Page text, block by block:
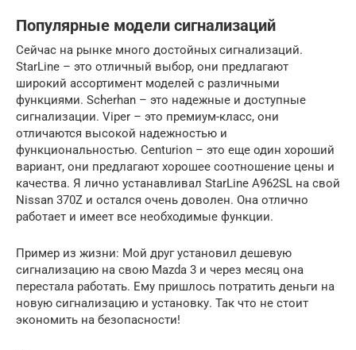
Популярные модели сигнализаций
Сейчас на рынке много достойных сигнализаций.
StarLine – это отличный выбор, они предлагают
широкий ассортимент моделей с различными
функциями. Scherhan – это надежные и доступные
сигнализации. Viper – это премиум-класс, они
отличаются высокой надежностью и
функциональностью. Centurion – это еще один хороший
вариант, они предлагают хорошее соотношение цены и
качества. Я лично устанавливал StarLine A962SL на свой
Nissan 370Z и остался очень доволен. Она отлично
работает и имеет все необходимые функции.
Пример из жизни: Мой друг установил дешевую
сигнализацию на свою Mazda 3 и через месяц она
перестала работать. Ему пришлось потратить деньги на
новую сигнализацию и установку. Так что не стоит
экономить на безопасности!